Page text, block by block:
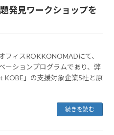
発見ワークショップを
ィスROKKONOMADにて、
ーションプログラムであり、弊
KOBE」の支援対象企業5社と原
続きを読む